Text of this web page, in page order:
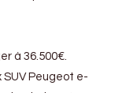
à 36.500€.
Peugeot e-